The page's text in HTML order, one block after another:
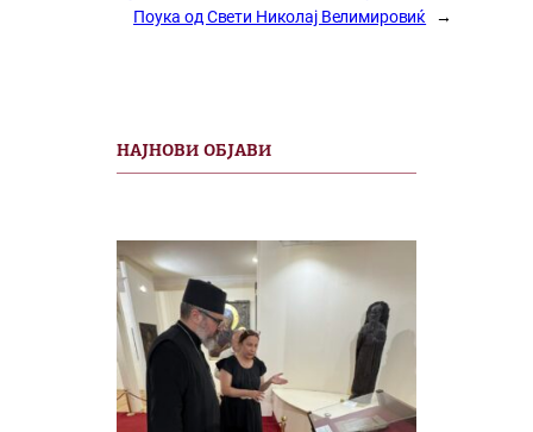
Поука од Свети Николај Велимировиќ
→
НАЈНОВИ ОБЈАВИ